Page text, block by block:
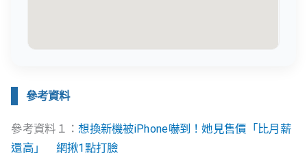
參考資料
參考資料１：想換新機被iPhone嚇到！她見售價「比月薪
還高」 網揪1點打臉